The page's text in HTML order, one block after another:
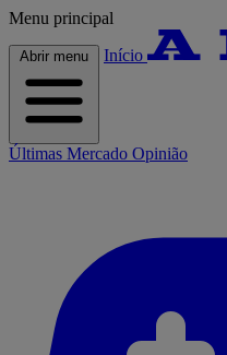
Menu principal
Abrir menu Início
Últimas Mercado Opinião